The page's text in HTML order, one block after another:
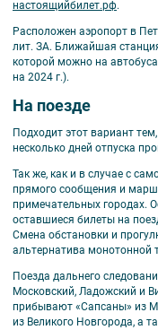
настоящийбилет.рф.
Расположен аэропорт в
лит. ЗА. Ближайшая
которой можно на
на 2024 г.).
На поезде
Подходит этот вариант
несколько дней отпуска
Так же, как и в случае с
прямого сообщения и
примечательных городах.
оставшиеся билеты на
Смена обстановки и
альтернатива монотонной
Поезда дальнего
Московский, Ладожский и
прибывают «Сапсаны» из
из Великого Новгорода, а